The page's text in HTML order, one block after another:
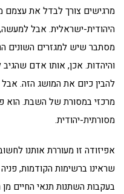
מרגישים צורך לבדל את עצמם
היהודית-ישראלית. אבל
מסתבר שיש למגזרים השונים
והיהדות. אכן, אותו אדם
להבין כיום את המושג הזה.
מרכזי במסורת של השבת. הוא
מסורתית-יהודית.
אפיזודה זו מעוררת אותנו
שראינו ברשימות הקודמות,
בעקבות השתנות תנאי החיים